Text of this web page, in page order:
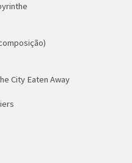
City Eaten Away